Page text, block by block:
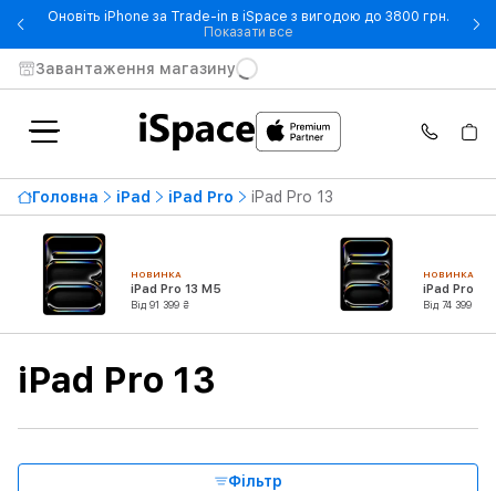
Оновіть iPhone за Trade-in в iSpace з вигодою до 3800 грн.
Показати все- Оновіть iPhone за Trade-in
Завантаження магазину
Головна iPad iPad Pro iPad Pro 13
НОВИНКА
iPad Pro 13 M5
Від 91 399 ₴
НОВИНКА
iPad Pro 11
Від 74 399 ₴
iPad Pro 13
Фільтр
181 999 ₴
Від До
Доступність
Тип продукту
Серія
Зв'язок